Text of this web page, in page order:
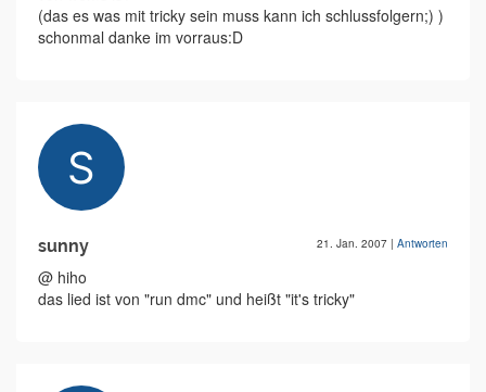
(das es was mit tricky sein muss kann ich schlussfolgern;) )
schonmal danke im vorraus:D
sunny 21. Jan. 2007 | Antworten
@ hiho
das lied ist von "run dmc" und heißt "it's tricky"